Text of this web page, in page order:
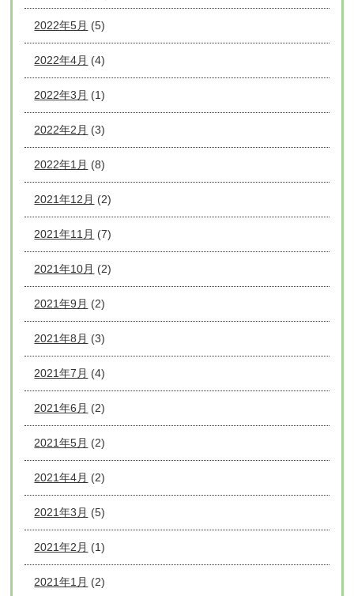
2022年5月 (5)
2022年4月 (4)
2022年3月 (1)
2022年2月 (3)
2022年1月 (8)
2021年12月 (2)
2021年11月 (7)
2021年10月 (2)
2021年9月 (2)
2021年8月 (3)
2021年7月 (4)
2021年6月 (2)
2021年5月 (2)
2021年4月 (2)
2021年3月 (5)
2021年2月 (1)
2021年1月 (2)